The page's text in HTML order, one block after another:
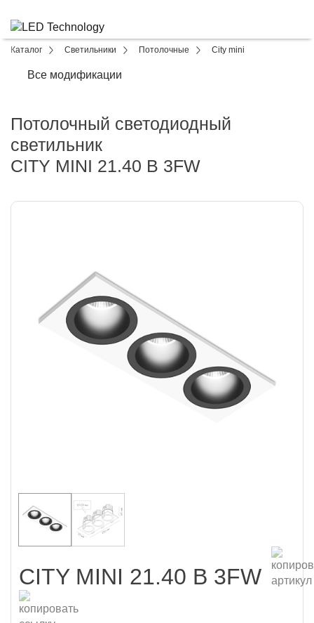
Каталог Светильники Потолочные City mini
Все модификации
Потолочный светодиодный
светильник
CITY MINI 21.40 B 3FW
CITY MINI 21.40 B 3FW